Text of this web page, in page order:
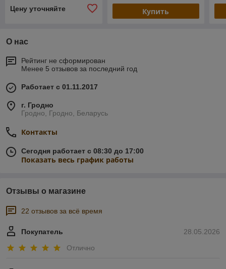
Цену уточняйте Купить
О нас
Рейтинг не сформирован
Менее 5 отзывов за последний год
Работает с 01.11.2017
г. Гродно
Гродно, Гродно, Беларусь
Контакты
Сегодня работает с 08:30 до 17:00
Показать весь график работы
Отзывы о магазине
22 отзывов за всё время
28.05.2026
Покупатель
Отлично